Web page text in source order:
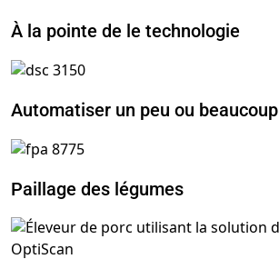
À la pointe de le technologie
Automatiser un peu ou beaucoup
Paillage des légumes